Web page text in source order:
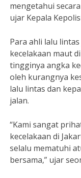
mengetahui
ujar Kepala
Para ahli lalu
kecelakaan maut
tingginya angka
oleh kurangnya
lalu lintas dan
jalan.
“Kami sangat
kecelakaan di
selalu mematuhi
bersama,” ujar